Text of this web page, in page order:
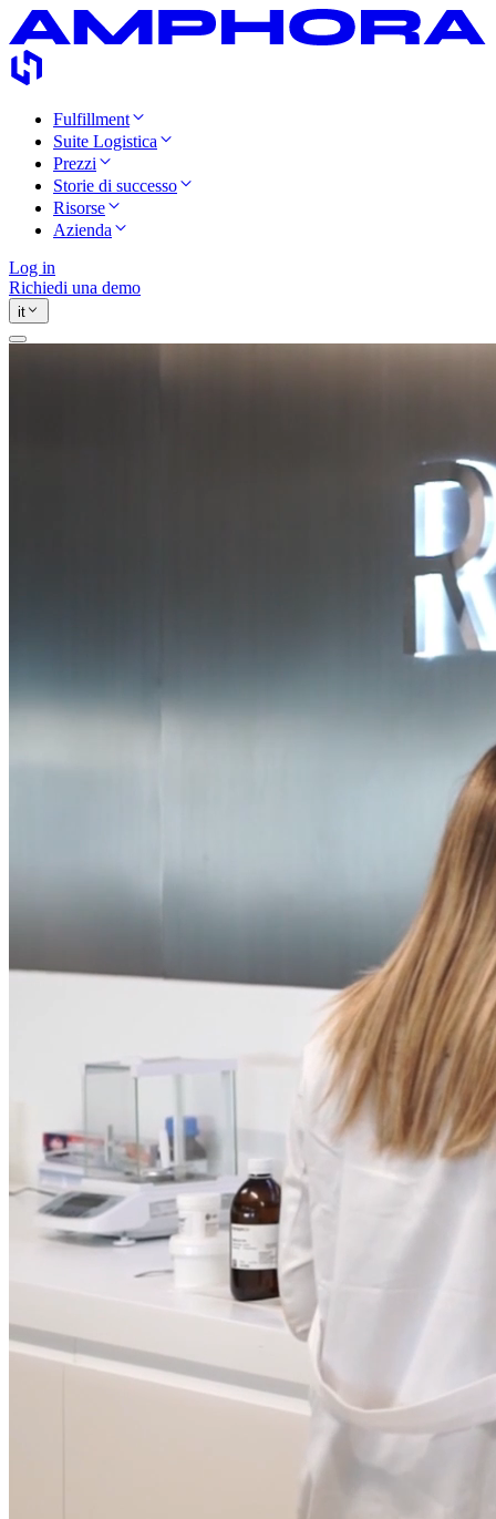
Fulfillment
Suite Logistica
Prezzi
Storie di successo
Risorse
Azienda
Log in
Richiedi una demo
it